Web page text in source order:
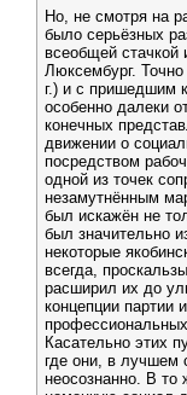
Но, не смотря на
было серьёзных
всеобщей стачкой
Люксембург.
г.) и с пришедшим
особенно далеки
конечных
движении о
посредством
одной из точек
незамутнённым
был искажён не
был значительно
некоторые
всегда,
расширил их до
концепции партии
Касательно этих
где они, в лучшем
неосознанно. В то